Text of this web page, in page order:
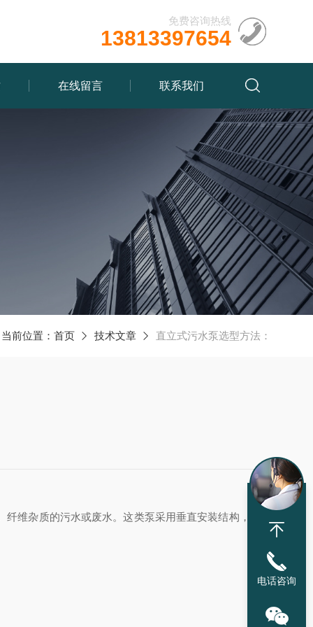
免费咨询热线
13813397654
在线留言 联系我们
当前位置： 首页 技术文章 直立式污水泵选型方法：
维杂质的污水或废水。这类泵采用‌垂直安装结构‌，电机
电话咨询